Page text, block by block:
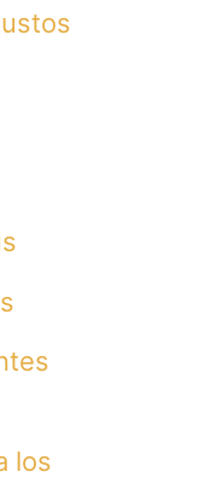
los